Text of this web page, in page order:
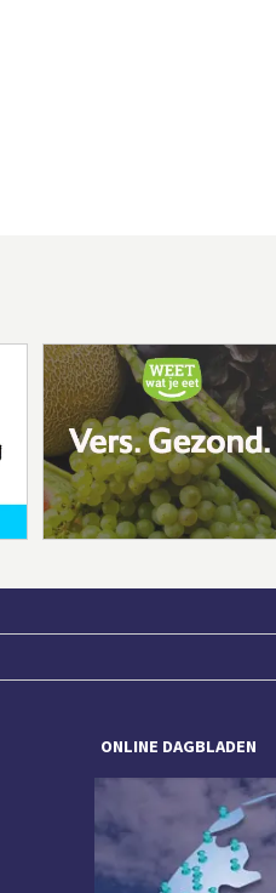
ONLINE DAGBLADEN